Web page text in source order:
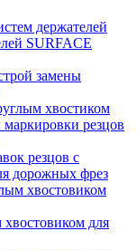
держателей
SURFACE
замены
хвостиком
резцов
резцов с
дорожных фрез
хвостовиком
для